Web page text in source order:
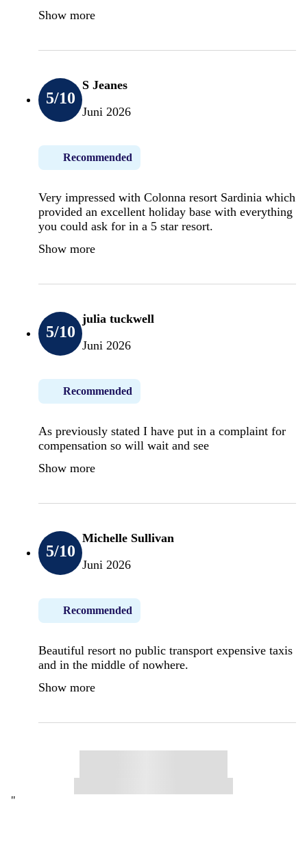
Show more
5/10
S Jeanes
Juni 2026
Recommended
Very impressed with Colonna resort Sardinia which
provided an excellent holiday base with everything
you could ask for in a 5 star resort.
Show more
5/10
julia tuckwell
Juni 2026
Recommended
As previously stated I have put in a complaint for
compensation so will wait and see
Show more
5/10
Michelle Sullivan
Juni 2026
Recommended
Beautiful resort no public transport expensive taxis
and in the middle of nowhere.
Show more
"